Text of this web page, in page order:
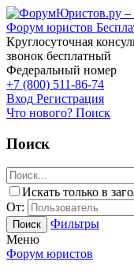
Форум юристов
Круглосуточная
звонок бесплатный
Федеральный номер
+7 (800) 511-86-74
Вход Регистрация
Что нового? Поиск
Поиск
Искать только в
От:
Поиск
Фильтры
Меню
Форум юристов